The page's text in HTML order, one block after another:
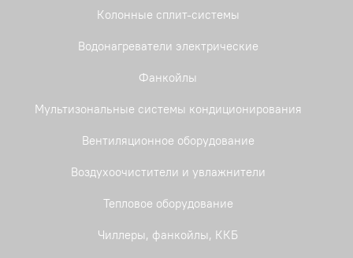
Колонные сплит-системы
Водонагреватели электрические
Фанкойлы
Мультизональные системы кондиционирования
Вентиляционное оборудование
Воздухоочистители и увлажнители
Тепловое оборудование
Чиллеры, фанкойлы, ККБ